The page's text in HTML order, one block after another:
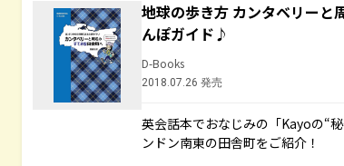
地球の歩き方 カンタベリーと
んぽガイド♪
D-Books
2018.07.26 発売
英会話本でおなじみの「Kayoの“
ンドン南東の田舎町をご紹介！